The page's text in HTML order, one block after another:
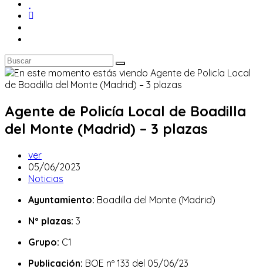
Agente de Policía Local de Boadilla
del Monte (Madrid) – 3 plazas
Autor
de
la
ver
Publicación
de
entrada:
05/06/2023
Categoría
la
Noticias
Ayuntamiento: Boadilla del Monte (Madrid)
Nº plazas: 3
Grupo: C1
Publicación: BOE nº 133 del 05/06/23